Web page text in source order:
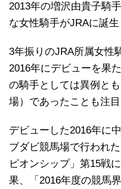
2013年の増沢由貴子騎
な女性騎手がJRAに誕生
3年振りのJRA所属女性
2016年にデビューを果
の騎手としては異例と
場）であったことも注目
デビューした2016年に
ブダビ競馬場で行われ
ピオンシップ」第15戦
果、「2016年度の競馬